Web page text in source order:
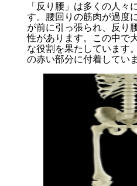
「反り腰」は多くの人々
す。腰回りの筋肉が過度
が前に引っ張られ、反り
性があります。この中で
な役割を果たしています
の赤い部分に付着してい